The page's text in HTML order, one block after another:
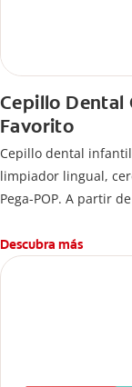
Cepillo Dental
Favorito
Cepillo dental
limpiador lingual,
Pega-POP. A partir
Descubra más